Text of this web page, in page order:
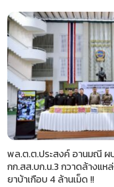
พล.ต.ต.ประสงค์ อานมณี ผ
กก.สส.บก.น.3 กวาดล้างแ
ยาบ้าเกือบ 4 ล้านเม็ด !!